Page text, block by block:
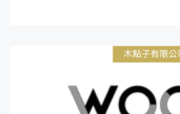
木點子有限公